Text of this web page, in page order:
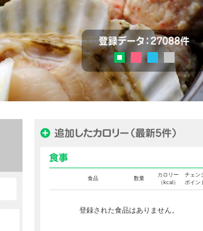
ハピルス カロリーチェック
ピンク ブルーグレー
食品 数量
カロリー
（kcal）
チェン
ポイン
登録された食品はありません。